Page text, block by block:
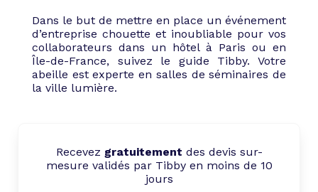
Dans le but de mettre en place un événement
d’entreprise chouette et inoubliable pour vos
collaborateurs dans un hôtel à Paris ou en
Île-de-France, suivez le guide Tibby. Votre
abeille est experte en salles de séminaires de
la ville lumière.
Recevez gratuitement des devis sur-
mesure validés par Tibby en moins de 10
jours